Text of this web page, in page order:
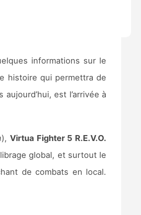
informations sur le
histoire qui permettra de
est l’arrivée à
), Virtua Fighter 5 R.E.V.O.
global, et surtout le
de combats en local.